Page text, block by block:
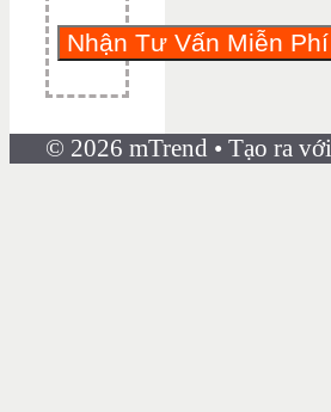
© 2026 mTrend • Tạo ra với